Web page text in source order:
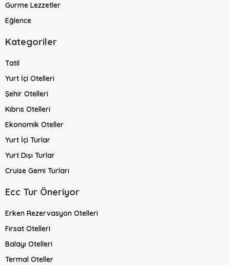
Gurme Lezzetler
Eğlence
Kategoriler
Tatil
Yurt İçi Otelleri
Şehir Otelleri
Kıbrıs Otelleri
Ekonomik Oteller
Yurt İçi Turlar
Yurt Dışı Turlar
Cruise Gemi Turları
Ecc Tur Öneriyor
Erken Rezervasyon Otelleri
Fırsat Otelleri
Balayı Otelleri
Termal Oteller